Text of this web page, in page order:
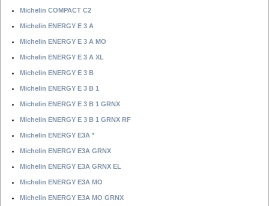
Michelin COMPACT C2
Michelin ENERGY E 3 A
Michelin ENERGY E 3 A MO
Michelin ENERGY E 3 A XL
Michelin ENERGY E 3 B
Michelin ENERGY E 3 B 1
Michelin ENERGY E 3 B 1 GRNX
Michelin ENERGY E 3 B 1 GRNX RF
Michelin ENERGY E3A *
Michelin ENERGY E3A GRNX
Michelin ENERGY E3A GRNX EL
Michelin ENERGY E3A MO
Michelin ENERGY E3A MO GRNX